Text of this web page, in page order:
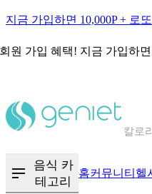
지금 가입하면 10,000P + 로
원 가입 혜택! 지금 가입하면
칼로
음식 카
테고리
홈커뮤니티 헬